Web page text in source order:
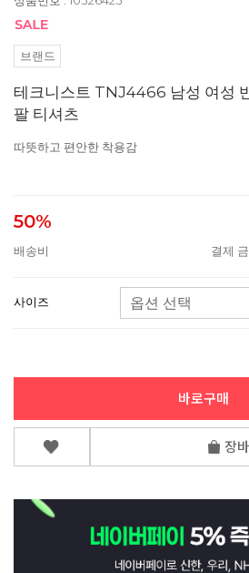
브랜드
테크니스트 TNJ4466 남성 여성
팔 티셔츠
따뜻하고 편안한 착용감
50%
배송비
결제
사이즈
바로구매
장